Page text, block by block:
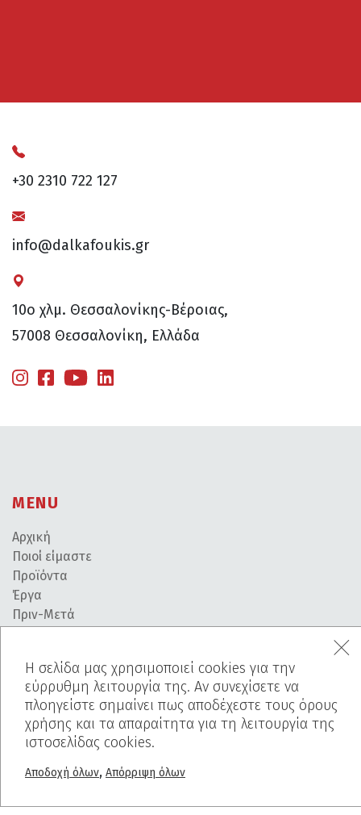
+30 2310 722 127
info@dalkafoukis.gr
10ο χλμ. Θεσσαλονίκης-Βέροιας,
57008 Θεσσαλονίκη, Ελλάδα
MENU
Αρχική
Ποιοί είμαστε
Προϊόντα
Έργα
Πριν-Μετά
PROJECTS
Ελαφρόπετρα
Breath Inn
Interior
Η σελίδα μας χρησιμοποιεί cookies για την
εύρρυθμη λειτουργία της. Αν συνεχίσετε να
πλοηγείστε σημαίνει πως αποδέχεστε τους όρους
χρήσης και τα απαραίτητα για τη λειτουργία της
ιστοσελίδας cookies.
Αποδοχή όλων, Απόρριψη όλων